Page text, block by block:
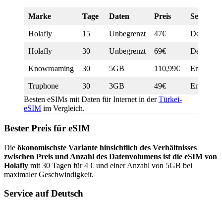
Marke Tage Daten Preis Service
Holafly 15 Unbegrenzt 47€ Deutsch
Holafly 30 Unbegrenzt 69€ Deutsch
Knowroaming 30 5GB 110,99€ English
Truphone 30 3GB 49€
English
Besten eSIMs mit Daten für Internet in derTürkei-
eSIM im Vergleich.
Bester Preis für eSIM
Die ökonomischste Variante hinsichtlich des Verhältnisses
zwischen Preis und Anzahl des Datenvolumens ist die eSIM von
Holafly mit 30 Tagen für 4 € und einer Anzahl von 5GB bei
maximaler Geschwindigkeit.
Service auf Deutsch